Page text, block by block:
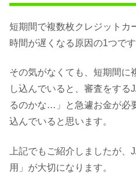
短期間で複数枚クレジットカ
時間が遅くなる原因の1つです
その気がなくても、短期間に
し込んでいると、審査をする
るのかな…」と急遽お金が必
込んでいると思います。
上記でもご紹介しましたが
用」が大切になります。